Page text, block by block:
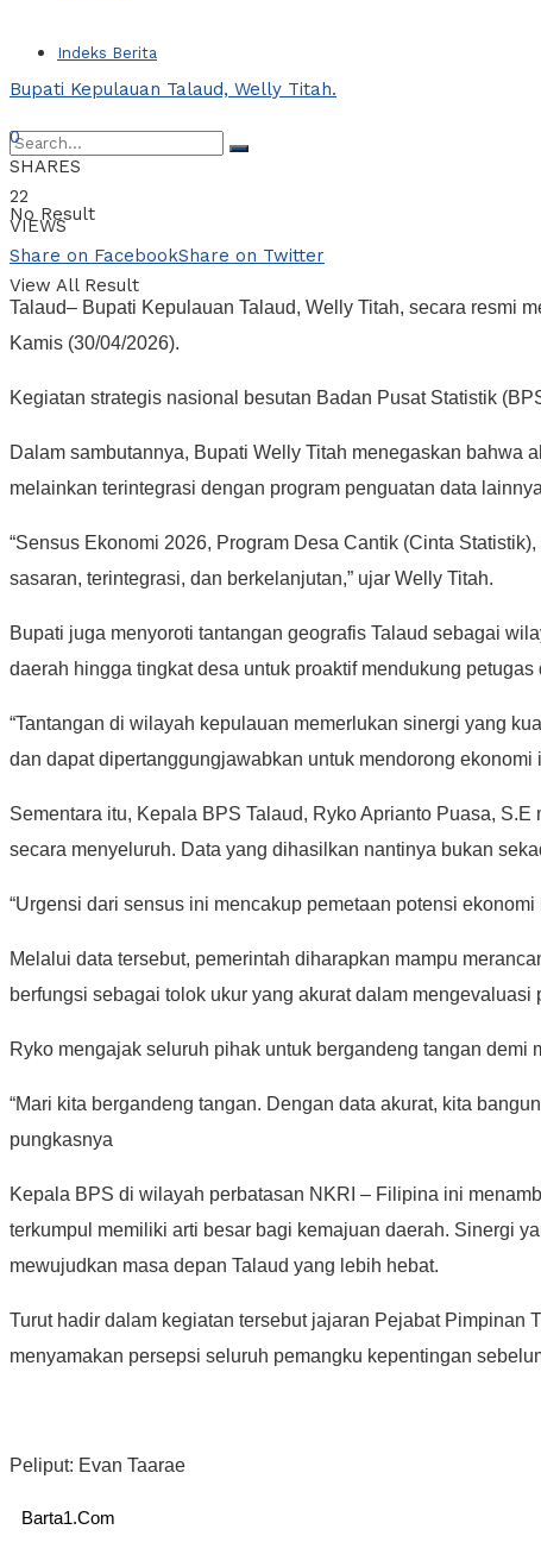
Indeks Berita
No Result
View All Result
Bupati Kepulauan Talaud, Welly Titah.
0
SHARES
22
VIEWS
Share on FacebookShare on Twitter
Talaud– Bupati Kepulauan Talaud, Welly Titah, secara resmi
Kamis (30/04/2026).
Kegiatan strategis nasional besutan Badan Pusat Statistik
Dalam sambutannya, Bupati Welly Titah menegaskan bahwa
melainkan terintegrasi dengan program penguatan data
“Sensus Ekonomi 2026, Program Desa Cantik (Cinta
sasaran, terintegrasi, dan berkelanjutan,” ujar Welly Titah.
Bupati juga menyoroti tantangan geografis Talaud sebagai
daerah hingga tingkat desa untuk proaktif mendukung petugas
“Tantangan di wilayah kepulauan memerlukan sinergi yang
dan dapat dipertanggungjawabkan untuk mendorong ekonomi
Sementara itu, Kepala BPS Talaud, Ryko Aprianto Puasa,
secara menyeluruh. Data yang dihasilkan nantinya bukan
“Urgensi dari sensus ini mencakup pemetaan potensi
Melalui data tersebut, pemerintah diharapkan mampu
berfungsi sebagai tolok ukur yang akurat dalam
Ryko mengajak seluruh pihak untuk bergandeng tangan
“Mari kita bergandeng tangan. Dengan data akurat, kita
pungkasnya
Kepala BPS di wilayah perbatasan NKRI – Filipina ini
terkumpul memiliki arti besar bagi kemajuan daerah. Sinergi
mewujudkan masa depan Talaud yang lebih hebat.
Turut hadir dalam kegiatan tersebut jajaran Pejabat Pimpinan
menyamakan persepsi seluruh pemangku kepentingan
Peliput: Evan Taarae
Barta1.Com